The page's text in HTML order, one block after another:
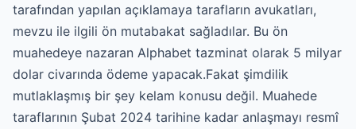
tarafından yapılan açıklamaya tarafların avukatları,
mevzu ile ilgili ön mutabakat sağladılar. Bu ön
muahedeye nazaran Alphabet tazminat olarak 5 milyar
dolar civarında ödeme yapacak.Fakat şimdilik
mutlaklaşmış bir şey kelam konusu değil. Muahede
taraflarının Şubat 2024 tarihine kadar anlaşmayı resmî